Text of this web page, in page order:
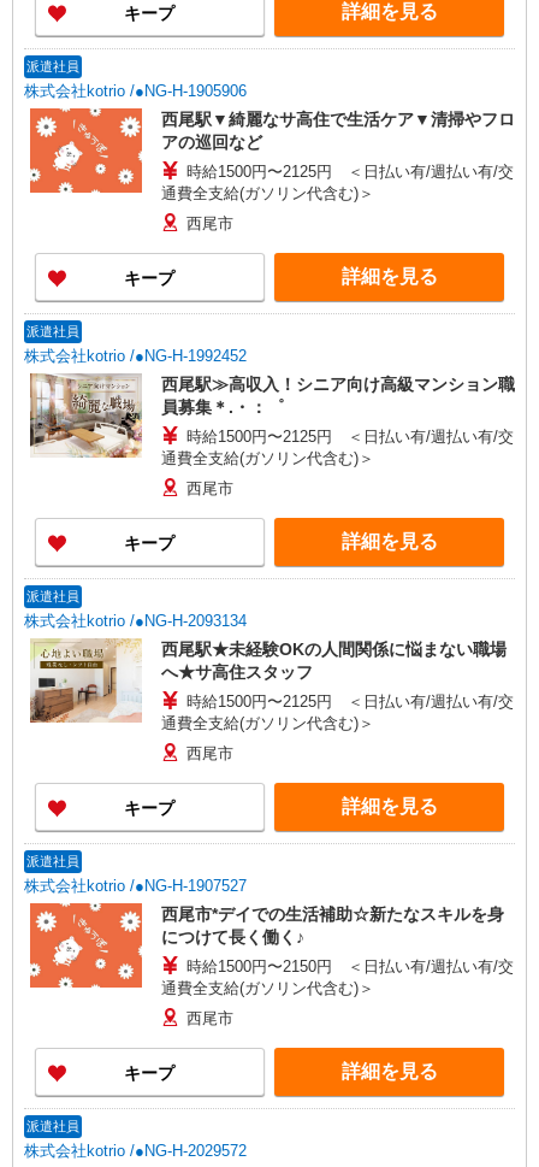
キープ 詳細を見る
派遣社員
株式会社kotrio /●NG-H-1905906
西尾駅▼綺麗なサ高住で生活ケア▼清掃やフロ
アの巡回など
時給1500円〜2125円 ＜日払い有/週払い有/交
通費全支給(ガソリン代含む)＞
西尾市
キープ 詳細を見る
派遣社員
株式会社kotrio /●NG-H-1992452
西尾駅≫高収入！シニア向け高級マンション職
員募集＊.・：゜
時給1500円〜2125円 ＜日払い有/週払い有/交
通費全支給(ガソリン代含む)＞
西尾市
キープ 詳細を見る
派遣社員
株式会社kotrio /●NG-H-2093134
西尾駅★未経験OKの人間関係に悩まない職場
へ★サ高住スタッフ
時給1500円〜2125円 ＜日払い有/週払い有/交
通費全支給(ガソリン代含む)＞
西尾市
キープ 詳細を見る
派遣社員
株式会社kotrio /●NG-H-1907527
西尾市*デイでの生活補助☆新たなスキルを身
につけて長く働く♪
時給1500円〜2150円 ＜日払い有/週払い有/交
通費全支給(ガソリン代含む)＞
西尾市
キープ 詳細を見る
派遣社員
株式会社kotrio /●NG-H-2029572